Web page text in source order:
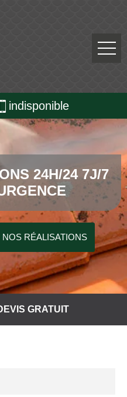
indisponible
24H/24 7J/7
NOS RÉALISATIONS
GRATUIT